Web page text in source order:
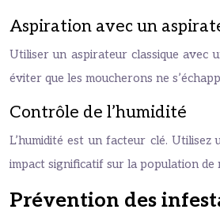
Aspiration avec un
Utiliser un aspirateur classique avec
éviter que les moucherons ne
Contrôle de l’humidité
L’humidité est un facteur clé.
impact significatif sur la population de
Prévention des